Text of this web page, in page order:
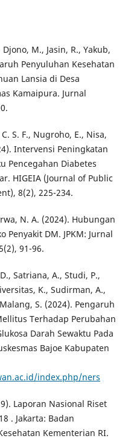
M., Jasin, R., Yakub,
Penyuluhan Kesehatan
Lansia di Desa
Kamaipura. Jurnal
S. F., Nugroho, E., Nisa,
Intervensi Peningkatan
Pencegahan Diabetes
HIGEIA (Journal of Public
8(2), 225-234.
N. A. (2024). Hubungan
Penyakit DM. JPKM: Jurnal
91-96.
Satriana, A., Studi, P.,
K., Sudirman, A.,
S. (2024). Pengaruh
Terhadap Perubahan
Darah Sewaktu Pada
Bajoe Kabupaten
index.php/ners
Laporan Nasional Riset
. Jakarta: Badan
Kementerian RI.